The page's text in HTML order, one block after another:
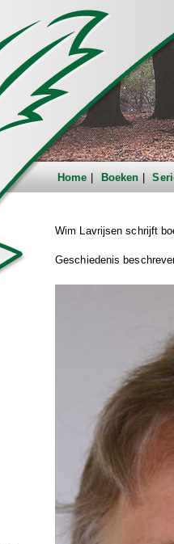
Home Boeken
Wim Lavrijsen schrijft
Geschiedenis